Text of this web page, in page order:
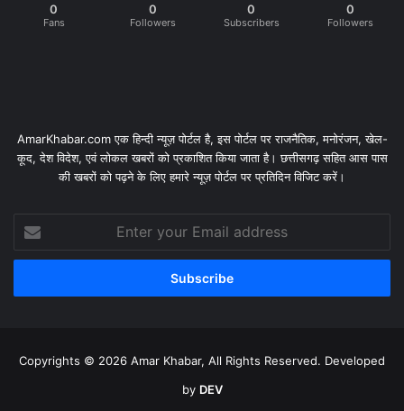
0
Fans
0
Followers
0
Subscribers
0
Followers
AmarKhabar.com एक हिन्दी न्यूज़ पोर्टल है, इस पोर्टल पर राजनैतिक, मनोरंजन, खेल-
कूद, देश विदेश, एवं लोकल खबरों को प्रकाशित किया जाता है। छत्तीसगढ़ सहित आस पास
की खबरों को पढ़ने के लिए हमारे न्यूज़ पोर्टल पर प्रतिदिन विजिट करें।
your
Email
Copyrights © 2026 Amar Khabar, All Rights Reserved. Developed
by DEV